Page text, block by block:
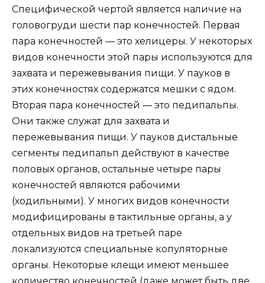
Специфической чертой является наличие на
головогруди шести пар конечностей. Первая
пара конечностей — это хелицеры. У некоторых
видов конечности этой пары используются для
захвата и пережевывания пищи. У пауков в
этих конечностях содержатся мешки с ядом.
Вторая пара конечностей — это педипальпы.
Они также служат для захвата и
пережевывания пищи. У пауков дистальные
сегменты педипальп действуют в качестве
половых органов, остальные четыре пары
конечностей являются рабочими
(ходильными). У многих видов конечности
модифицированы в тактильные органы, а у
отдельных видов на третьей паре
локализуются специальные копуляторные
органы. Некоторые клещи имеют меньшее